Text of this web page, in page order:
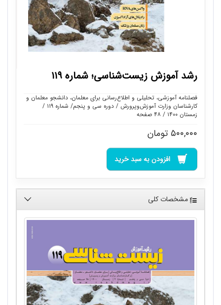
رشد آموزش زیست‌شناسی؛ شماره ۱۱۹
فصلنامه آموزشی، تحلیلی و اطلاع‌رسانی برای معلمان، دانشجو معلمان و
کارشناسان وزارت آموزش‌وپرورش / دوره سی و پنجم/ شماره ۱۱۹ /
زمستان ۱۴۰۰ / ۴۸ صفحه
۵۰۰,۰۰۰ تومان
افزودن به سبد خرید
مشخصات کلی